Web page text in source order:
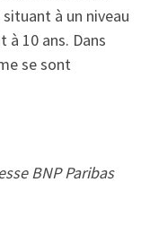
à un niveau
à 10 ans. Dans
se sont
BNP Paribas